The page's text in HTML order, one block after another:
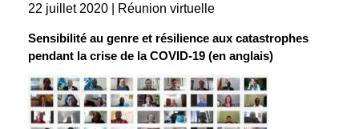
22 juillet 2020 | Réunion virtuelle
Sensibilité au genre et résilience aux catastrophes
pendant la crise de la COVID-19 (en anglais)